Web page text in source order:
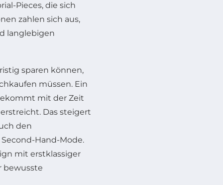
Pieces, die sich
zahlen sich aus,
langlebigen
sparen können,
müssen. Ein
mit der Zeit
Das steigert
den
Hand-Mode.
mit erstklassiger
bewusste